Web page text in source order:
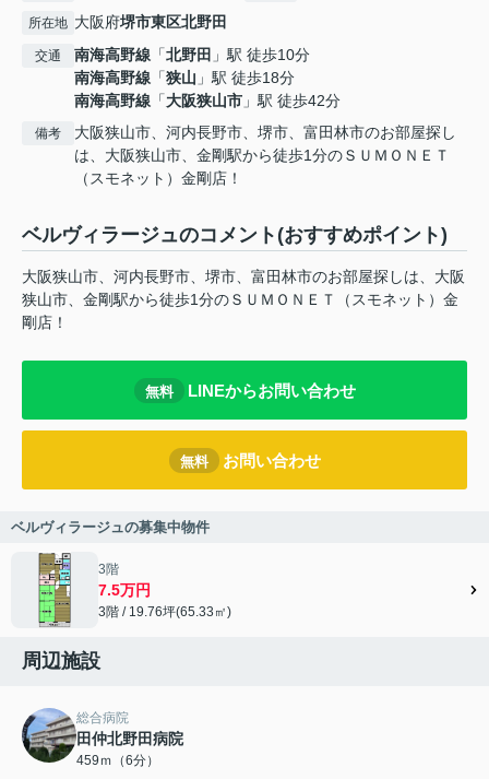
所在地 大阪府堺市東区北野田
交通 南海高野線 「北野田 」駅 徒歩10分
南海高野線 「狭山 」駅 徒歩18分
南海高野線 「大阪狭山市 」駅 徒歩42分
備考
大阪狭山市、河内長野市、堺市、富田林市のお部屋探し
は、大阪狭山市、金剛駅から徒歩1分のＳＵＭＯＮＥＴ
（スモネット）金剛店！
ベルヴィラージュのコメント(おすすめポイント)
大阪狭山市、河内長野市、堺市、富田林市のお部屋探しは、大阪
狭山市、金剛駅から徒歩1分のＳＵＭＯＮＥＴ（スモネット）金
剛店！
無料 LINEからお問い合わせ
無料 お問い合わせ
ベルヴィラージュの募集中物件
3階
7.5万円
3階 / 19.76坪(65.33㎡)
周辺施設
総合病院
田仲北野田病院
459ｍ（6分）